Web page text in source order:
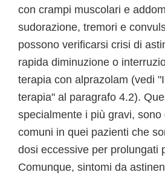
con crampi muscolari e
sudorazione, tremori e
possono verificarsi crisi di
rapida diminuzione o
terapia con alprazolam (vedi
terapia" al paragrafo 4.2).
specialmente i più gravi, sono
comuni in quei pazienti che
dosi eccessive per prolungati
Comunque, sintomi da